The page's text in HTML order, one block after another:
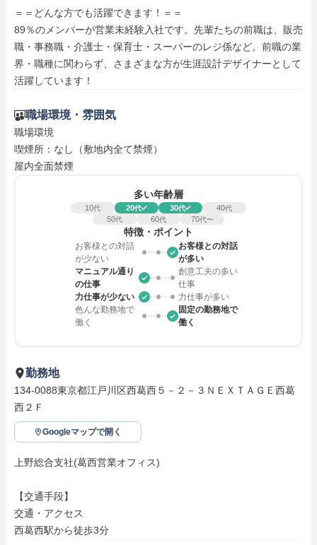
＝＝どんな方でも活躍できます！＝＝
89％のメンバーが営業未経験入社です。先輩たちの前職は、販売
職・事務職・介護士・保育士・スーパーのレジ係など。前職の業
界・職種に関わらず、さまざまな方が生涯設計デザイナーとして
活躍しています！
職場環境・雰囲気
職場環境
喫煙所：なし（敷地内全て禁煙）
屋内全面禁煙
多い年齢層
10代 20代 30代 40代
50代 60代 70代〜
特徴・ポイント
お客様との対話
が少ない
お客様との対話
が多い
マニュアル通り
の仕事
創意工夫の多い
仕事
力仕事が少ない
力仕事が多い
色んな勤務地で
働く
固定の勤務地で
働く
勤務地
134-0088東京都江戸川区西葛西５－２－３ＮＥＸＴＡＧＥ西葛
西２Ｆ
Googleマップで開く
上野総合支社(葛西営業オフィス)
【交通手段】
交通・アクセス
西葛西駅から徒歩3分